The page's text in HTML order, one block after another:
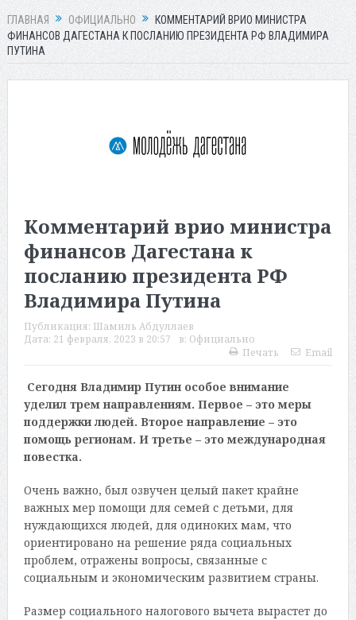
ГЛАВНАЯ ОФИЦИАЛЬНО
КОММЕНТАРИЙ ВРИО МИНИСТРА
ФИНАНСОВ ДАГЕСТАНА К ПОСЛАНИЮ ПРЕЗИДЕНТА РФ ВЛАДИМИРА
ПУТИНА
Комментарий врио министра
финансов Дагестана к
посланию президента РФ
Владимира Путина
Публикация: Шамиль Абдуллаев
Дата: 21 февраля, 2023 в 20:57 в: Официально
Печать
Email
Сегодня Владимир Путин особое внимание
уделил трем направлениям. Первое – это меры
поддержки людей. Второе направление – это
помощь регионам. И третье – это международная
повестка.
Очень важно, был озвучен целый пакет крайне
важных мер помощи для семей с детьми, для
нуждающихся людей, для одиноких мам, что
ориентировано на решение ряда социальных
проблем, отражены вопросы, связанные с
социальным и экономическим развитием страны.
Размер социального налогового вычета вырастет до